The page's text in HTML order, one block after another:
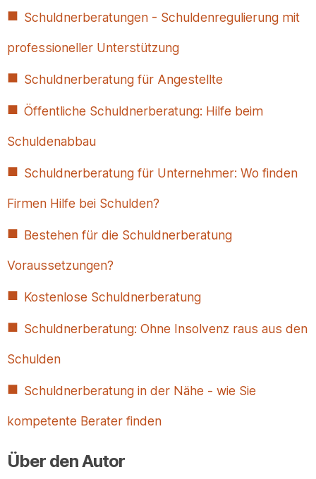
Sch­uld­ner­be­rat­ung­en - Schuldenregulierung mit
professioneller Unterstützung
Schuldnerberatung für Angestellte
Öffentliche Schuldnerberatung: Hilfe beim
Schuldenabbau
Schuldnerberatung für Unternehmer: Wo finden
Firmen Hilfe bei Schulden?
Bestehen für die Schuldnerberatung
Voraussetzungen?
Kostenlose Schuldnerberatung
Schuldnerberatung: Ohne Insolvenz raus aus den
Schulden
Schuldnerberatung in der Nähe - wie Sie
kompetente Berater finden
Über den Autor